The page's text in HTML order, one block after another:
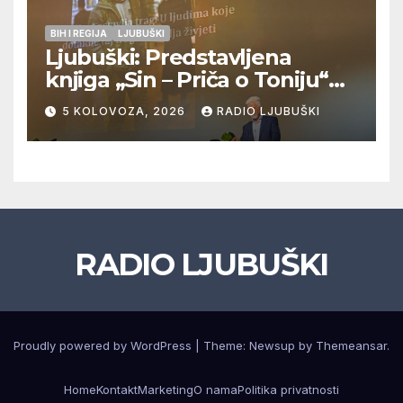
BIH I REGIJA LJUBUŠKI
Ljubuški: Predstavljena
knjiga „Sin – Priča o Toniju“
dr. sc. Zdenka Hercega
5 KOLOVOZA, 2026 RADIO LJUBUŠKI
RADIO LJUBUŠKI
Proudly powered by WordPress Theme: Newsup by Themeansar.
HomeKontaktMarketingO namaPolitika privatnosti